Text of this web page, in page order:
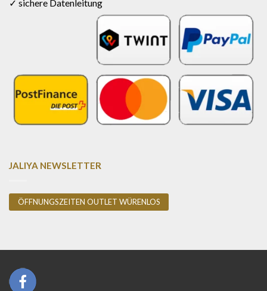
✓ sichere Datenleitung
JALIYA NEWSLETTER
ÖFFNUNGSZEITEN OUTLET WÜRENLOS